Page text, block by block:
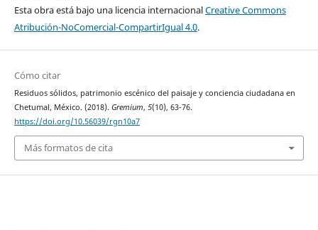
Esta obra está bajo una licencia internacionalCreative Commons
Atribución-NoComercial-CompartirIgual 4.0.
Cómo citar
Residuos sólidos, patrimonio escénico del paisaje y conciencia ciudadana en
Chetumal, México. (2018). Gremium, 5(10), 63-76.
https://doi.org/10.56039/rgn10a7
Más formatos de cita